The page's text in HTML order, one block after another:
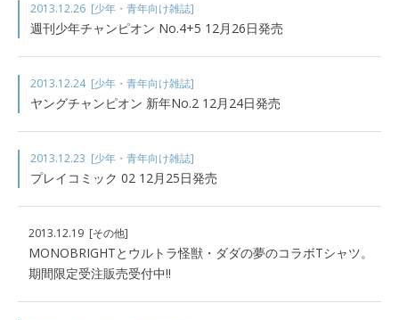
2013.12.26 [少年・青年向け雑誌]
週刊少年チャンピオン No.4+5 12月26日発売
2013.12.24 [少年・青年向け雑誌]
ヤングチャンピオン 新年No.2 12月24日発売
2013.12.23 [少年・青年向け雑誌]
プレイコミック 02 12月25日発売
2013.12.19 [その他]
MONOBRIGHTとウルトラ怪獣・ダダの夢のコラボTシャツ。
期間限定受注販売受付中!!